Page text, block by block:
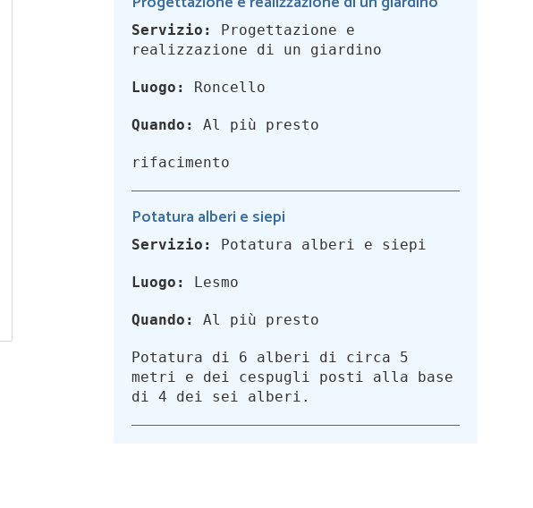
Servizio:
Progettazione e
realizzazione di un giardino
Luogo: Roncello
Quando: Al più presto
rifacimento
Potatura alberi e siepi
Servizio: Potatura alberi e siepi
Luogo: Lesmo
Quando: Al più presto
Potatura di 6 alberi di circa 5
metri e dei cespugli posti alla base
di 4 dei sei alberi.